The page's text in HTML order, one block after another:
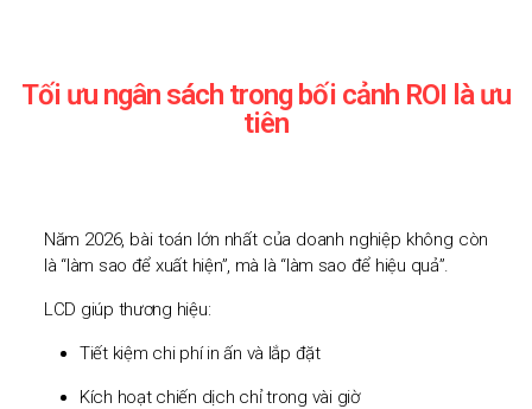
Tối ưu ngân sách trong bối cảnh ROI là ưu
tiên
Năm 2026, bài toán lớn nhất của doanh nghiệp không còn
là “làm sao để xuất hiện”, mà là “làm sao để hiệu quả”.
LCD giúp thương hiệu:
Tiết kiệm chi phí in ấn và lắp đặt
Kích hoạt chiến dịch chỉ trong vài giờ